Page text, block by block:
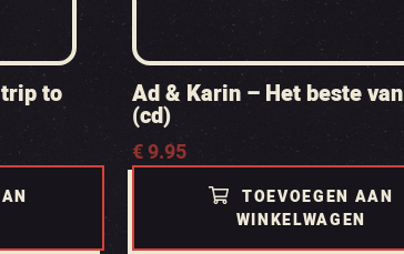
trip to Ad & Karin – Het beste van
(cd)
€9.95
TOEVOEGEN AAN
WINKELWAGEN